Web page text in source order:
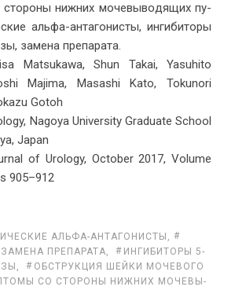
ниж­них мо­че­вы­во­дя­щих пу­
аль­фа-ан­та­го­ни­сты, ин­ги­би­то­ры
за­ме­на пре­парата.
Matsukawa, Shun Takai, Yasuhito
Majima, Masashi Kato, Tokunori
Gotoh
Nagoya University Graduate School
Japan
of Urology, October 2017, Volume
905–912
АЛЬ­ФА-АН­ТА­ГО­НИ­СТЫ ,
ЗА­МЕ­НА ПРЕ­ПАРАТА,
ИН­ГИ­БИ­ТО­РЫ 5-
,
ОБ­СТРУК­ЦИЯ ШЕЙ­КИ МО­ЧЕ­ВО­ГО
СО СТО­РО­НЫ НИЖ­НИХ МО­ЧЕ­ВЫ­